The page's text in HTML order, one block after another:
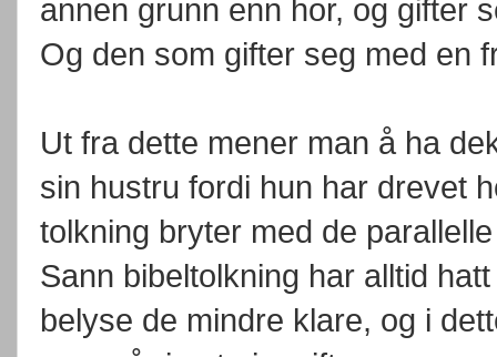
annen grunn enn hor, og gifter
Og den som gifter seg med en
Ut fra dette mener man å ha
sin hustru fordi hun har drevet
tolkning bryter med de
Sann bibeltolkning har alltid
belyse de mindre klare, og i